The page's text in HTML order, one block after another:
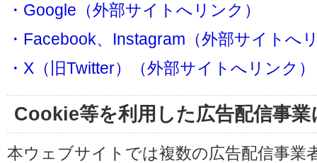
・Google（外部サイトへリンク）
・Facebook、Instagram（外部サイトへ
・X（旧Twitter）（外部サイトへリンク）
Cookie等を利用した広告配信事
本ウェブサイトでは複数の広告配信事業